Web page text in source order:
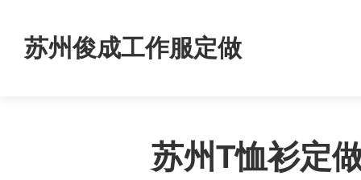
苏州俊成工作服定做
苏州T恤衫定